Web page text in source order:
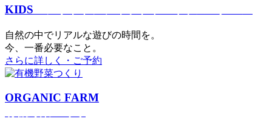
KIDS
⾃然の中でリアルな遊びの時間を。
今、⼀番必要なこと。
さらに詳しく・ご予約
ORGANIC FARM